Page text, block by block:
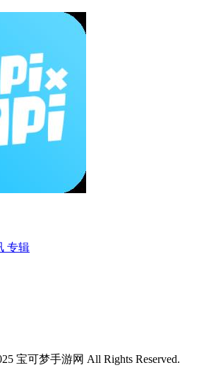
专辑
宝可梦手游网 All Rights Reserved.